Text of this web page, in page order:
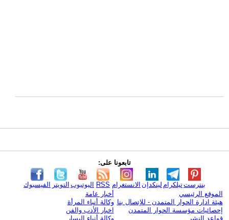
تابعونا على:
الفيسبوك التويتر اليوتيوب RSS الانستغرام لينكدإن تيلكرامبنترست
الموقع الرئيسي
هيئة ادارة الحوار المتمدن - للإتصال بنا
إحصائيات مؤسسة الحوار المتمدن
قواعد النشر
أخبار عامة
وكالة أنباء المرأة
اخبار الأدب والفن
وكالة أنباء اليسار